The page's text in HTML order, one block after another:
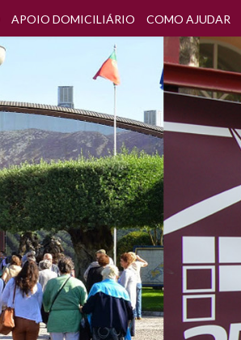
APOIO DOMICILIÁRIO COMO AJUDAR